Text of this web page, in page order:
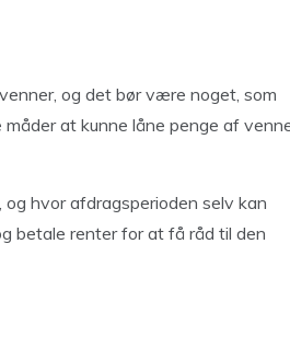
og det bør være noget, som
at kunne låne penge af
og hvor afdragsperioden selv kan
betale renter for at få råd til den